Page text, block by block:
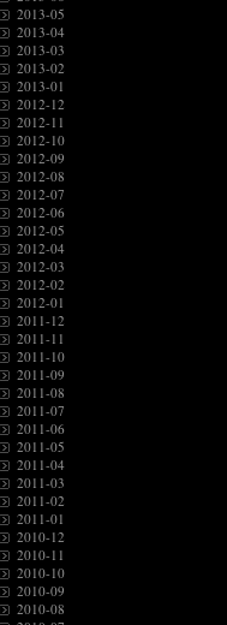
2013-05
2013-04
2013-03
2013-02
2013-01
2012-12
2012-11
2012-10
2012-09
2012-08
2012-07
2012-06
2012-05
2012-04
2012-03
2012-02
2012-01
2011-12
2011-11
2011-10
2011-09
2011-08
2011-07
2011-06
2011-05
2011-04
2011-03
2011-02
2011-01
2010-12
2010-11
2010-10
2010-09
2010-08